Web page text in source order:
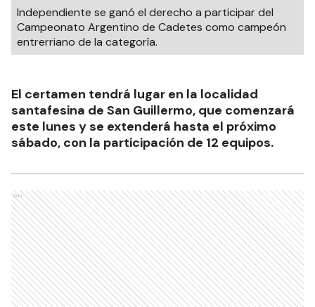
Independiente se ganó el derecho a participar del
Campeonato Argentino de Cadetes como campeón
entrerriano de la categoría.
El certamen tendrá lugar en la localidad
santafesina de San Guillermo, que comenzará
este lunes y se extenderá hasta el próximo
sábado, con la participación de 12 equipos.
Ads